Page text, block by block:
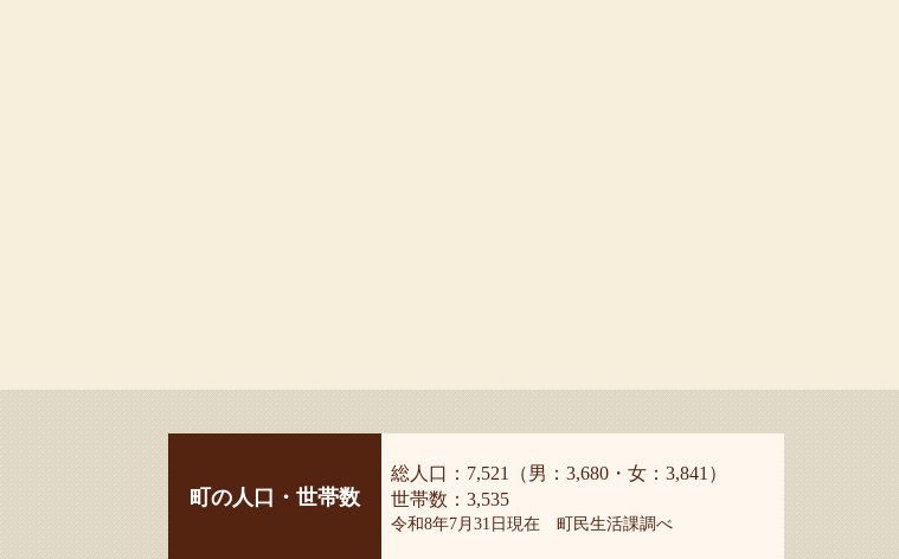
町の人口・世帯数
総人口：7,521（男：3,680・女：3,841）
世帯数：3,535
令和8年7月31日現在 町民生活課調べ